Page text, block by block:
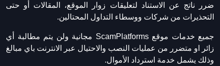
ضرر ناتج عن الاستناد لتعليقات زوار الموقع، المقالات أو حتى
التحذيرات من شركات ووسطاء التداول المحتالين.
جميع خدمات موقع ScamPlatforms مجانية ولن يتم مطالبة أي
زائر او متضرر من عمليات النصب والاحتيال عبر الانترنت باي مبالغ
وذلك يشمل خدمة استرداد الأموال.